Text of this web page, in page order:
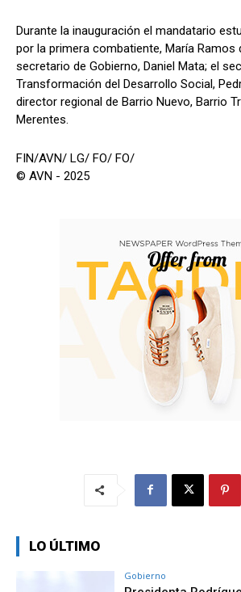
Durante la inauguración el mandatario
por la primera combatiente, María Ramos
secretario de Gobierno, Daniel Mata; el
Transformación del Desarrollo Social,
director regional de Barrio Nuevo, Barrio
Merentes.
FIN/AVN/ LG/ FO/ FO/
© AVN - 2025
LO ÚLTIMO
Gobierno